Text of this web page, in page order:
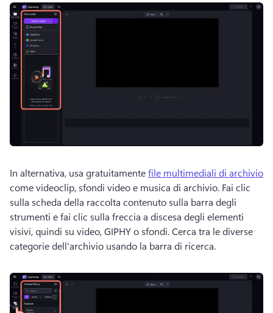
In alternativa, usa gratuitamente file multimediali di archivio
come videoclip, sfondi video e musica di archivio. Fai clic
sulla scheda della raccolta contenuto sulla barra degli
strumenti e fai clic sulla freccia a discesa degli elementi
visivi, quindi su video, GIPHY o sfondi. Cerca tra le diverse
categorie dell'archivio usando la barra di ricerca.